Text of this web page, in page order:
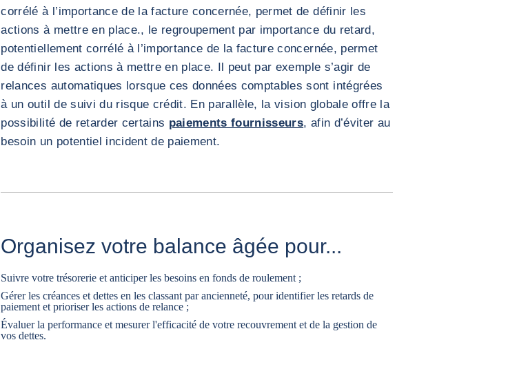
corrélé à l’importance de la facture concernée, permet de définir les
actions à mettre en place., le regroupement par importance du retard,
potentiellement corrélé à l’importance de la facture concernée, permet
de définir les actions à mettre en place. Il peut par exemple s’agir de
relances automatiques lorsque ces données comptables sont intégrées
à un outil de suivi du risque crédit. En parallèle, la vision globale offre la
possibilité de retarder certains paiements fournisseurs, afin d’éviter au
besoin un potentiel incident de paiement.
Organisez votre balance âgée pour...
Suivre votre trésorerie et anticiper les besoins en fonds de roulement ;
Gérer les créances et dettes en les classant par ancienneté, pour identifier lesretards de
paiement et prioriser les actions de relance ;
Évaluer la performance et mesurer l'efficacité de votre recouvrement et de la gestion de
vos dettes.